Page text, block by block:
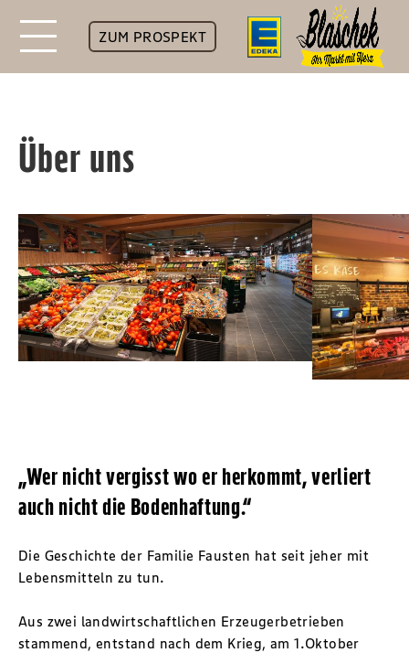
ZUM PROSPEKT
Über uns
„Wer nicht vergisst wo er herkommt, verliert
auch nicht die Bodenhaftung.“
Die Geschichte der Familie Fausten hat seit jeher mit
Lebensmitteln zu tun.
Aus zwei landwirtschaftlichen Erzeugerbetrieben
stammend, entstand nach dem Krieg, am 1.Oktober